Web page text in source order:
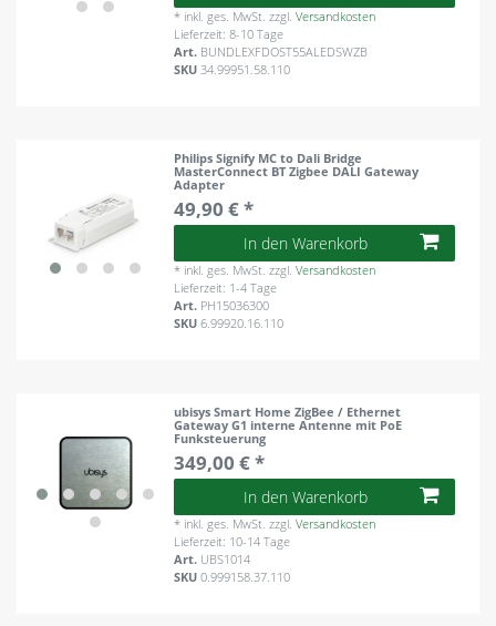
* inkl. ges. MwSt. zzgl.Versandkosten
Lieferzeit: 8-10 Tage
Art. BUNDLEXFDOST55ALEDSWZB
SKU 34.99951.58.110
Philips Signify MC to Dali Bridge
MasterConnect BT Zigbee DALI Gateway
Adapter
49,90 € *
In den Warenkorb
* inkl. ges. MwSt. zzgl.Versandkosten
Lieferzeit: 1-4 Tage
Art. PH15036300
SKU6.99920.16.110
ubisys Smart Home ZigBee / Ethernet
Gateway G1 interne Antenne mit PoE
Funksteuerung
349,00 € *
In den Warenkorb
* inkl. ges. MwSt. zzgl.Versandkosten
Lieferzeit: 10-14 Tage
Art. UBS1014
SKU0.999158.37.110